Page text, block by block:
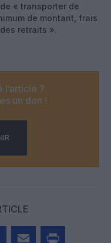
« transporter de
de montant, frais
retraits ».
?
un don !